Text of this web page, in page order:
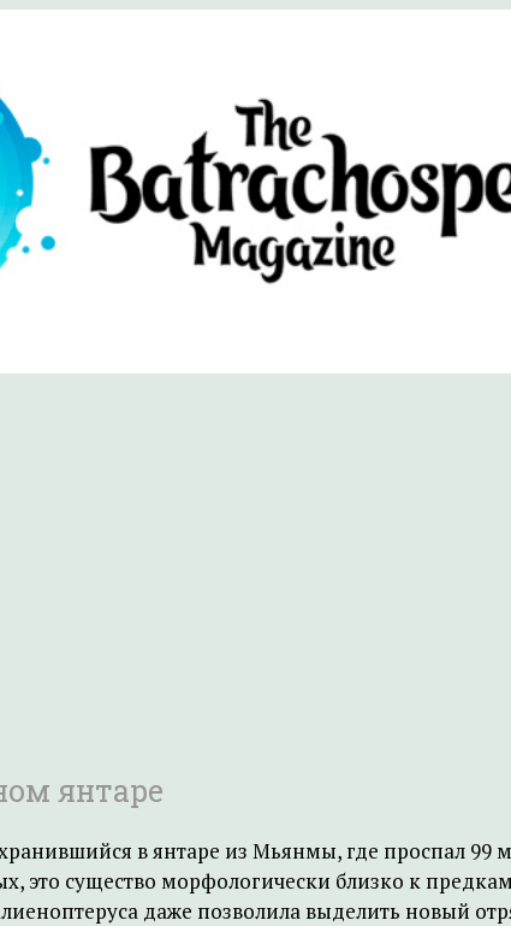
(официальный сайт)
янтаре
в янтаре из Мьянмы, где проспал 99
это существо морфологически близко к
даже позволила выделить новый